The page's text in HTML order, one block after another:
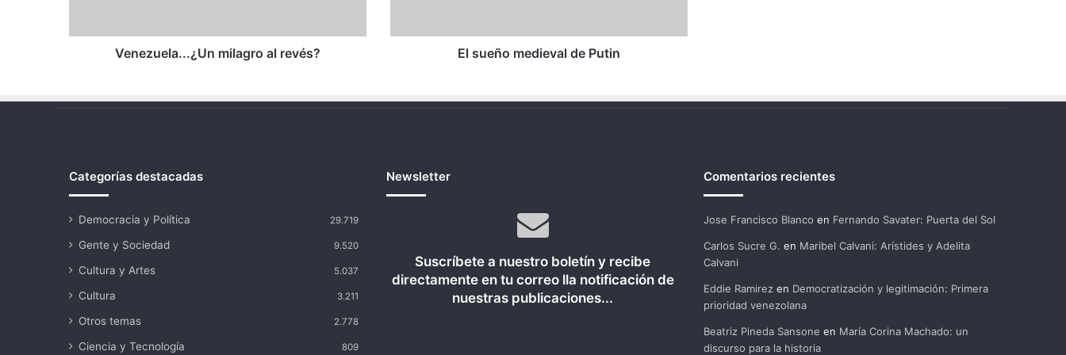
Venezuela...¿Un milagro al revés? El sueño medieval de Putin
Categorías destacadas
Democracia y Política 29.719
Gente y Sociedad 9.520
Cultura y Artes 5.037
Cultura 3.211
Otros temas 2.778
Ciencia y Tecnología 809
Newsletter
Suscríbete a nuestro boletín y recibe
directamente en tu correo lla notificación de
nuestras publicaciones...
Comentarios recientes
Jose Francisco Blanco en Fernando Savater: Puerta del Sol
Carlos Sucre G. en Maribel Calvani: Arístides y Adelita
Calvani
Eddie Ramirezen Democratización y legitimación: Primera
prioridad venezolana
Beatriz Pineda Sansone en María Corina Machado: un
discurso para la historia